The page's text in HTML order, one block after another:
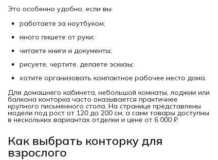
Это особенно удобно, если вы:
работаете за ноутбуком;
много пишете от руки;
читаете книги и документы;
рисуете, чертите, делаете эскизы;
хотите организовать компактное рабочее место дома.
Для домашнего кабинета, небольшой комнаты, лоджии или
балкона конторка часто оказывается практичнее
крупного письменного стола. На странице представлены
модели под рост от 120 до 200 см, а сами товары доступны
в нескольких вариантах отделки и цене от 6 000 ₽.
Как выбрать конторку для
взрослого